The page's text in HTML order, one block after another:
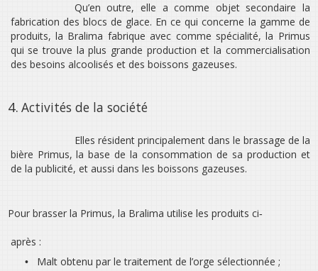
Qu’en outre, elle a comme objet secondaire la
fabrication des blocs de glace. En ce qui concerne la gamme de
produits, la Bralima fabrique avec comme spécialité, la Primus
qui se trouve la plus grande production et la commercialisation
des besoins alcoolisés et des boissons gazeuses.
4. Activités de la société
Elles résident principalement dans le brassage de la
bière Primus, la base de la consommation de sa production et
de la publicité, et aussi dans les boissons gazeuses.
Pour brasser la Primus, la Bralima utilise les produits ci‐
après :
• Malt obtenu par le traitement de l’orge sélectionnée ;